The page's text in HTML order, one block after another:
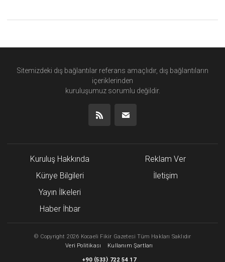
Sitemizdeki dış bağlantılar referans amaçlıdır, dış bağlantıların
içeriklerinden
kuruluşumuz sorumlu değildir.
Kuruluş Hakkında
Künye Bilgileri
Yayın İlkeleri
Haber İhbar
Reklam Ver
İletişim
© Copyright 2026 Kocaeli Fikir Gazetesi Tüm Hakları Saklıdır
Veri Politikası
Kullanım Şartları
+90 (533) 722 54 17